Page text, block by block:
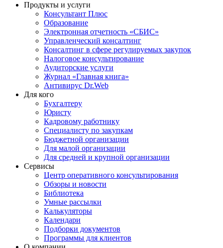
Продукты и услуги
Консультант Плюс
Образование
Электронная отчетность «СБИС»
Управленческий консалтинг
Консалтинг в сфере регулируемых закупок
Налоговое консультирование
Аудиторские услуги
Журнал «Главная книга»
Антивирус Dr.Web
Для кого
Бухгалтеру
Юристу
Кадровому работнику
Специалисту по закупкам
Бюджетной организации
Для малой организации
Для средней и крупной организации
Сервисы
Центр оперативного консультирования
Обзоры и новости
Библиотека
Умные рассылки
Калькуляторы
Календари
Подборки документов
Программы для клиентов